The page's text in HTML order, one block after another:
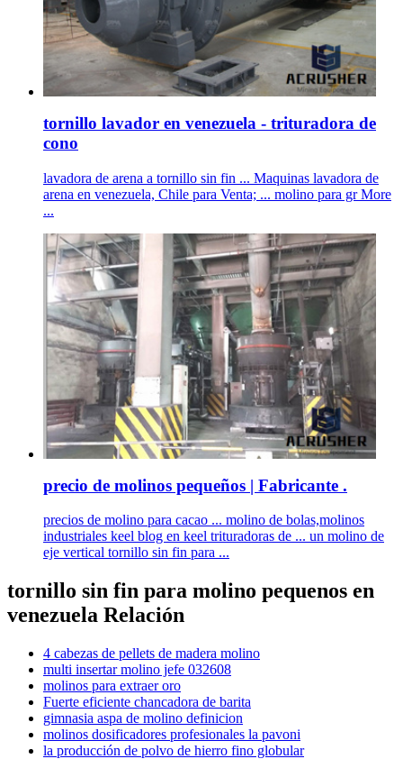
tornillo lavador en venezuela - trituradora de
cono
lavadora de arena a tornillo sin fin ... Maquinas lavadora de
arena en venezuela, Chile para Venta; ... molino para gr More
...
precio de molinos pequeños | Fabricante .
precios de molino para cacao ... molino de bolas,molinos
industriales keel blog en keel trituradoras de ... un molino de
eje vertical tornillo sin fin para ...
tornillo sin fin para molino pequenos en
venezuela Relación
4 cabezas de pellets de madera molino
multi insertar molino jefe 032608
molinos para extraer oro
Fuerte eficiente chancadora de barita
gimnasia aspa de molino definicion
molinos dosificadores profesionales la pavoni
la producción de polvo de hierro fino globular